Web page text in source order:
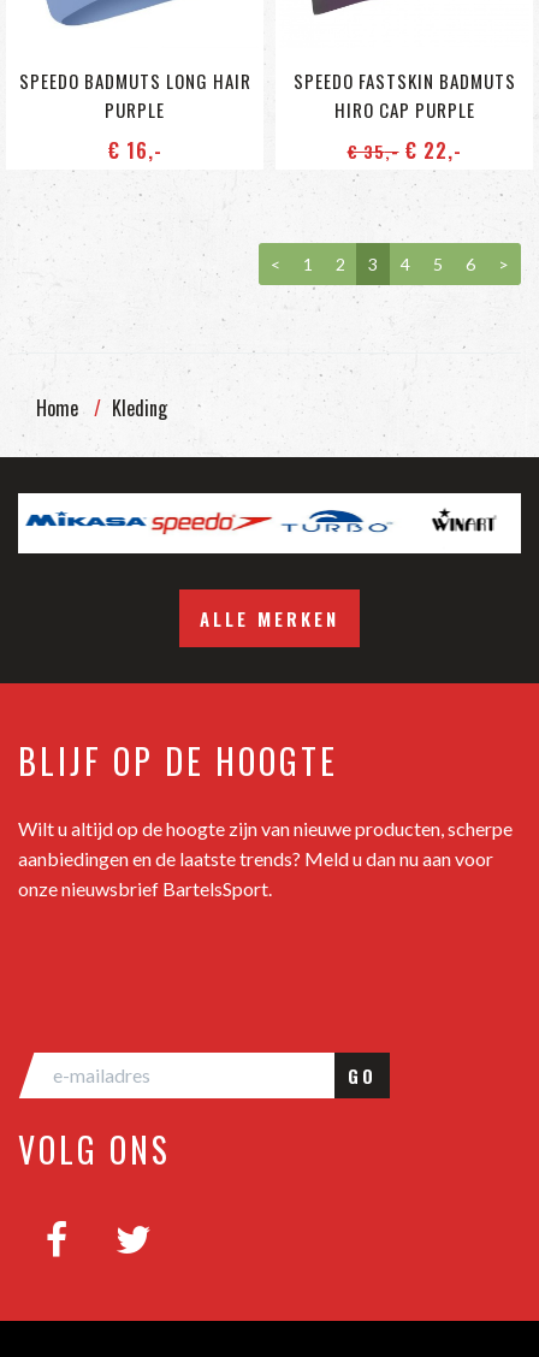
SPEEDO BADMUTS LONG HAIR
PURPLE
€ 16,-
SPEEDO FASTSKIN BADMUTS
HIRO CAP PURPLE
€ 35,-€ 22,-
< 1 2 3 4 5 6 >
Home Kleding
ALLE MERKEN
BLIJF OP DE HOOGTE
Wilt u altijd op de hoogte zijn van nieuwe producten, scherpe
aanbiedingen en de laatste trends? Meld u dan nu aan voor
onze nieuwsbrief BartelsSport.
GO
VOLG ONS